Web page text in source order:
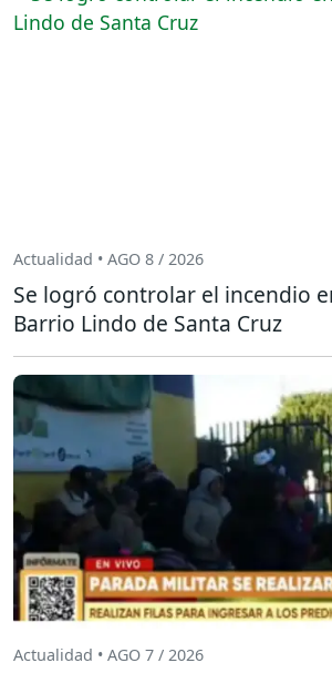
Actualidad • AGO 8 / 2026
Se logró controlar el incendio
Barrio Lindo de Santa Cruz
Actualidad • AGO 7 / 2026